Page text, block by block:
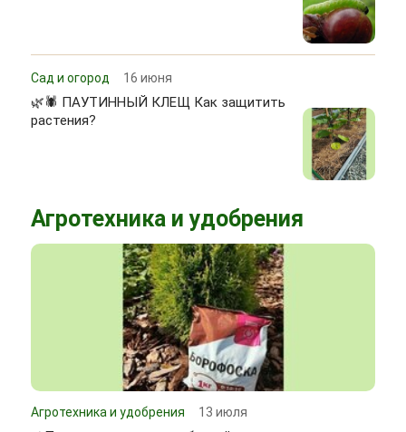
Сад и огород 16 июня
🌿🕷 ПАУТИННЫЙ КЛЕЩ Как защитить
растения?
Агротехника и удобрения
Агротехника и удобрения 13 июля